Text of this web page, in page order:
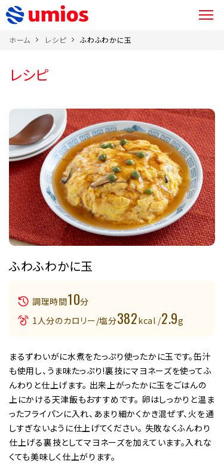
ホーム レシピ ふわふわかに玉
レシピ
ふわふわかに玉
調理時間10分
1人分のカロリー/塩分382kcal /2.9g
まるずわいがに水煮をたっぷり使ったかに玉です。缶汁
も使用し、うま味たっぷり!裏技にマヨネーズを使ってふ
んわりと仕上げます。 出来上がったかに玉をごはんの
上にかける天津飯もおすすめです。 卵はしっかりと温ま
ったフライパンに入れ、あまり細かくかき混ぜず、火を通
しすぎないように仕上げてください。 失敗なくふんわり
仕上げる裏技としてマヨネーズを加えています。入れな
くても美味しく仕上がります。